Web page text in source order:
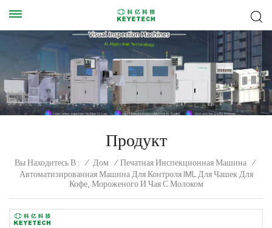
Продукт
Вы Находитесь В : / Дом / Печатная Инспекционная Машина /
Автоматизированная Машина Для Контроля IML Для Чашек Для
Кофе, Мороженого И Чая С Молоком